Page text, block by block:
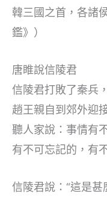
韓三國之首，各諸
鑑》）
唐睢說信陵君
信陵君打敗了秦兵
趙王親自到郊外迎
聽人家說：事情有
有不可忘記的，有
信陵君說：“這是甚